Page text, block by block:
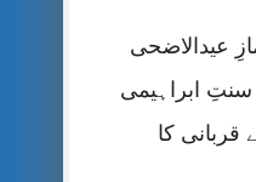
عیدالاضحی
سنتِ ابراہیمی
قربانی کا